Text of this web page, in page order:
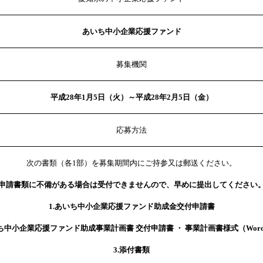
あいち中小企業応援ファンド
募集機関
平成28年1月5日（火）～平成28年2月5日（金）
応募方法
次の書類（各1部）を募集期間内にご持参又は郵送ください。
申請書類に不備がある場合は受付できませんので、早めに提出してください。
1.あいち中小企業応援ファンド助成金交付申請書
中小企業応援ファンド助成事業計画書 交付申請書 ・ 事業計画書様式（Word
3.添付書類